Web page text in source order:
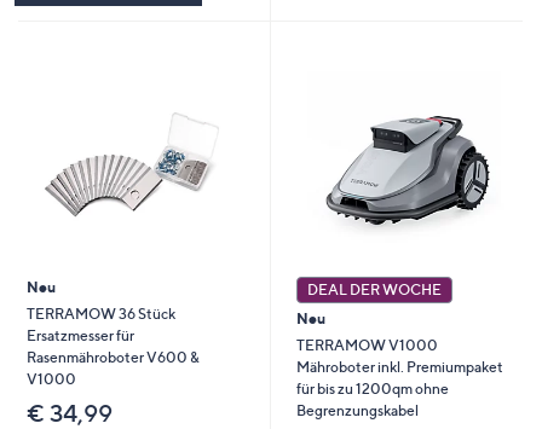
Neu
TERRAMOW 36 Stück
Ersatzmesser für
Rasenmähroboter V600 &
V1000
€ 34,99
DEAL DER WOCHE
Neu
TERRAMOW V1000
Mähroboter inkl. Premiumpaket
für bis zu 1200qm ohne
Begrenzungskabel